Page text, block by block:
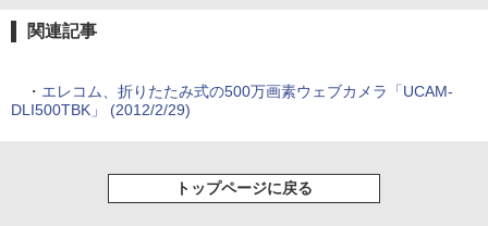
関連記事
・ エレコム、折りたたみ式の500万画素ウェブカメラ「UCAM-
DLI500TBK」 (2012/2/29)
トップページに戻る